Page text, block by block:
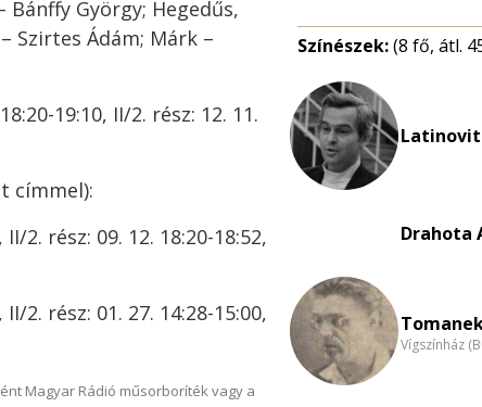
Bánffy György; Hegedűs,
Szirtes Ádám; Márk –
19:10, II/2. rész: 12. 11.
címmel):
2. rész: 09. 12. 18:20-18:52,
2. rész: 01. 27. 14:28-15:00,
Magyar Rádió műsorboríték vagy a
Színészek:(8 fő, átl.
Drahota
Vígszínház